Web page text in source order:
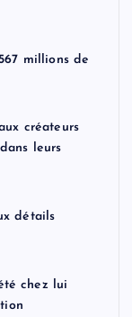
millions de
créateurs
leurs
détails
chez lui